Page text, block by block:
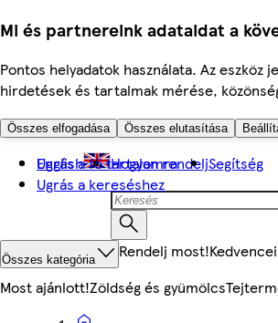
Mi és partnereink adataidat a
Pontos helyadatok használata. Az
hirdetések és tartalmak mérése,
Összes elfogadása Összes elutasítása
Ugrás a fő tartalomra
Ugrás a kereséshez
English Hogyan rendeljSegítség
Összes kategória Rendelj most!
Most ajánlott!Zöldség és gyümölcs